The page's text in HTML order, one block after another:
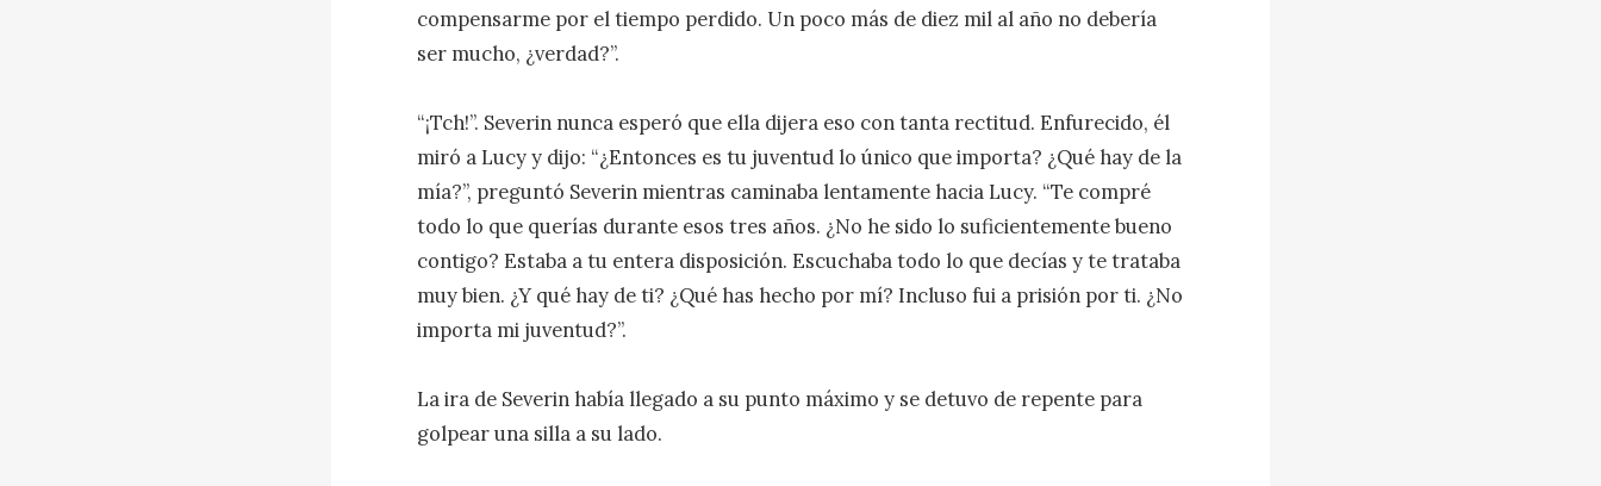
compensarme por el tiempo perdido. Un poco más de diez mil al año no debería
ser mucho, ¿verdad?”.
“¡Tch!”. Severin nunca esperó que ella dijera eso con tanta rectitud. Enfurecido, él
miró a Lucy y dijo: “¿Entonces es tu juventud lo único que importa? ¿Qué hay de la
mía?”, preguntó Severin mientras caminaba lentamente hacia Lucy. “Te compré
todo lo que querías durante esos tres años. ¿No he sido lo suficientemente bueno
contigo? Estaba a tu entera disposición. Escuchaba todo lo que decías y te trataba
muy bien. ¿Y qué hay de ti? ¿Qué has hecho por mí? Incluso fui a prisión por ti. ¿No
importa mi juventud?”.
La ira de Severin había llegado a su punto máximo y se detuvo de repente para
golpear una silla a su lado.